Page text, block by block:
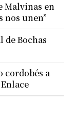
Malvinas en
nos unen”
de Bochas
a